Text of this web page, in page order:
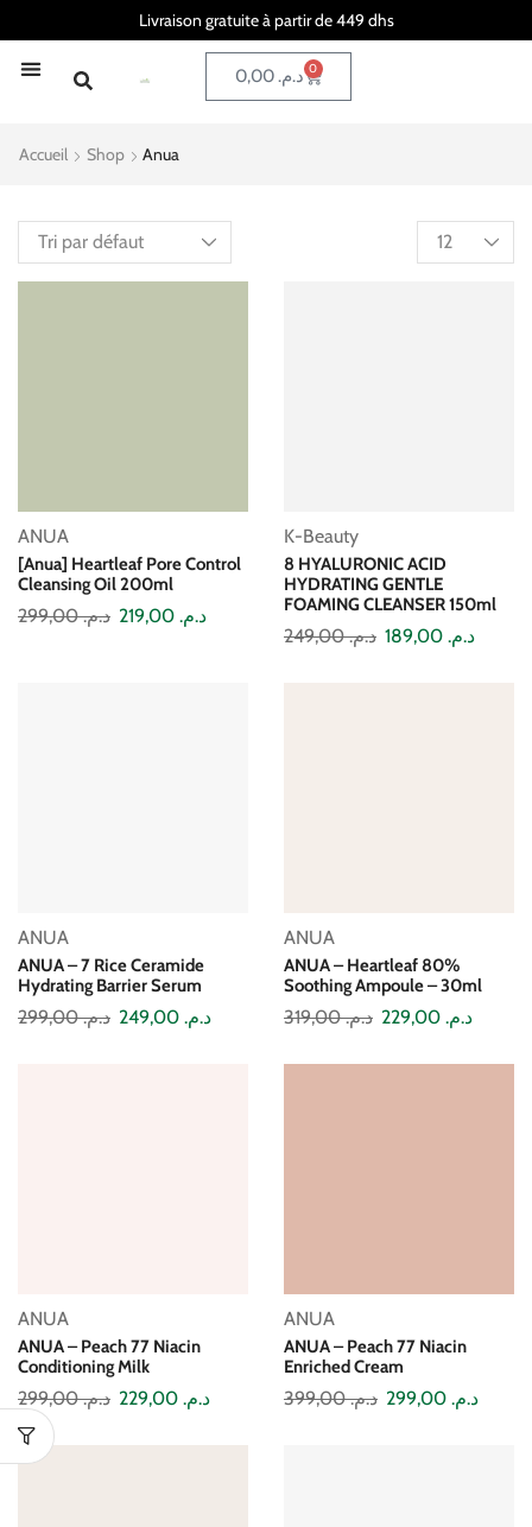
Livraison gratuite à partir de 449 dhs
د.م.0,00 0
Accueil Shop Anua
ANUA
[Anua] Heartleaf Pore Control
Cleansing Oil 200ml
د.م.299,00 د.م.
K-Beauty
8 HYALURONIC ACID
HYDRATING GENTLE
FOAMING CLEANSER 150ml
د.م.249,00 د.م.
ANUA
ANUA – 7 Rice Ceramide
Hydrating Barrier Serum
د.م.299,00 د.م.
ANUA
ANUA – Heartleaf 80%
Soothing Ampoule – 30ml
د.م.319,00 د.م.
ANUA
ANUA – Peach 77 Niacin
Conditioning Milk
د.م.299,00 د.م.
ANUA
ANUA – Peach 77 Niacin
Enriched Cream
د.م.399,00 د.م.